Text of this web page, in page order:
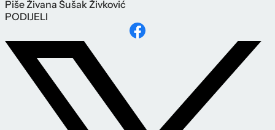
PišeŽivana Šušak Živković
PODIJELI